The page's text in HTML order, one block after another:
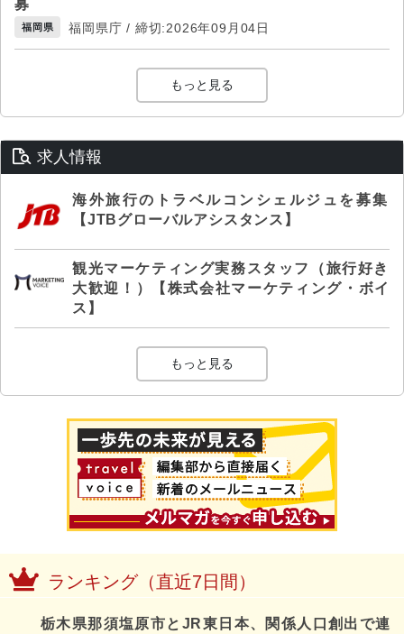
募
福岡県 福岡県庁 / 締切:2026年09月04日
もっと見る
求人情報
海外旅行のトラベルコンシェルジュを募集
【JTBグローバルアシスタンス】
観光マーケティング実務スタッフ（旅行好き
大歓迎！）【株式会社マーケティング・ボイ
ス】
もっと見る
ランキング（直近7日間）
栃木県那須塩原市とJR東日本、関係人口創出で連